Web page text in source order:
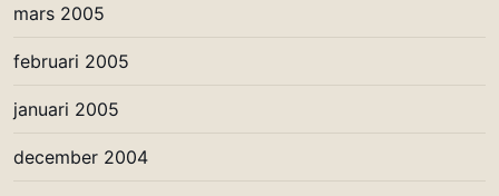
mars 2005
februari 2005
januari 2005
december 2004